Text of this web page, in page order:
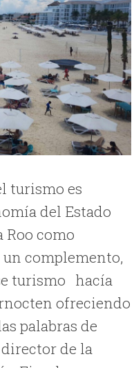
turismo es
del Estado
Roo como
complemento,
turismo hacía
ofreciendo
palabras de
de la